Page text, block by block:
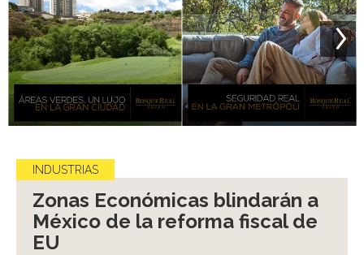
INDUSTRIAS
Zonas Económicas blindarán a
México de la reforma fiscal de
EU